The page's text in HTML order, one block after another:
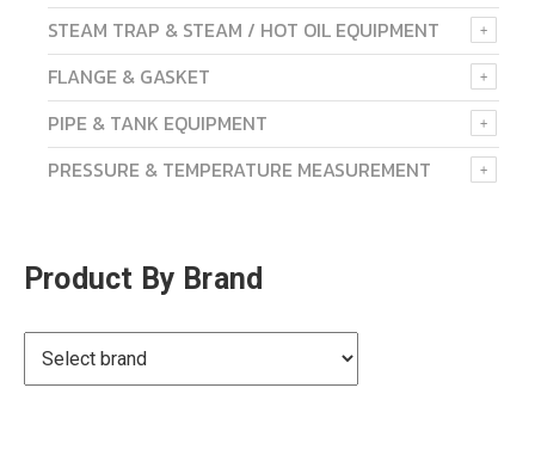
STEAM TRAP & STEAM / HOT OIL EQUIPMENT
FLANGE & GASKET
PIPE & TANK EQUIPMENT
PRESSURE & TEMPERATURE MEASUREMENT
Product By Brand